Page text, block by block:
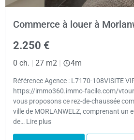
Commerce à louer à
2.250 €
0 ch. | 27 m2 | 4m
Référence Agence : L7170-108VISITE
https://immo360.immo-facile.com/
vous proposons ce rez-de-chaussée
ville de MORLANWELZ, comprenant un
de… Lire plus